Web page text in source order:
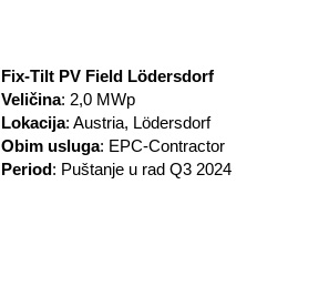
Fix-Tilt PV Field Lödersdorf
Veličina: 2,0 MWp
Lokacija: Austria, Lödersdorf
Obim usluga: EPC-Contractor
Period: Puštanje u rad Q3 2024